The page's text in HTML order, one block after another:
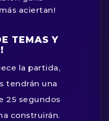
aciertan!
TEMAS Y
la partida,
tendrán una
25 segundos
construirán.